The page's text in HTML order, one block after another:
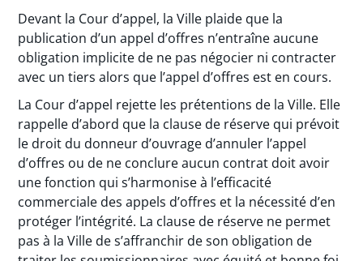
Devant la Cour d’appel, la Ville plaide que la
publication d’un appel d’offres n’entraîne aucune
obligation implicite de ne pas négocier ni contracter
avec un tiers alors que l’appel d’offres est en cours.
La Cour d’appel rejette les prétentions de la Ville. Elle
rappelle d’abord que la clause de réserve qui prévoit
le droit du donneur d’ouvrage d’annuler l’appel
d’offres ou de ne conclure aucun contrat doit avoir
une fonction qui s’harmonise à l’efficacité
commerciale des appels d’offres et la nécessité d’en
protéger l’intégrité. La clause de réserve ne permet
pas à la Ville de s’affranchir de son obligation de